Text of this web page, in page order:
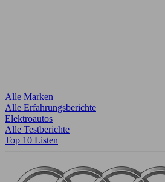
Alle Marken
Alle Erfahrungsberichte
Elektroautos
Alle Testberichte
Top 10 Listen